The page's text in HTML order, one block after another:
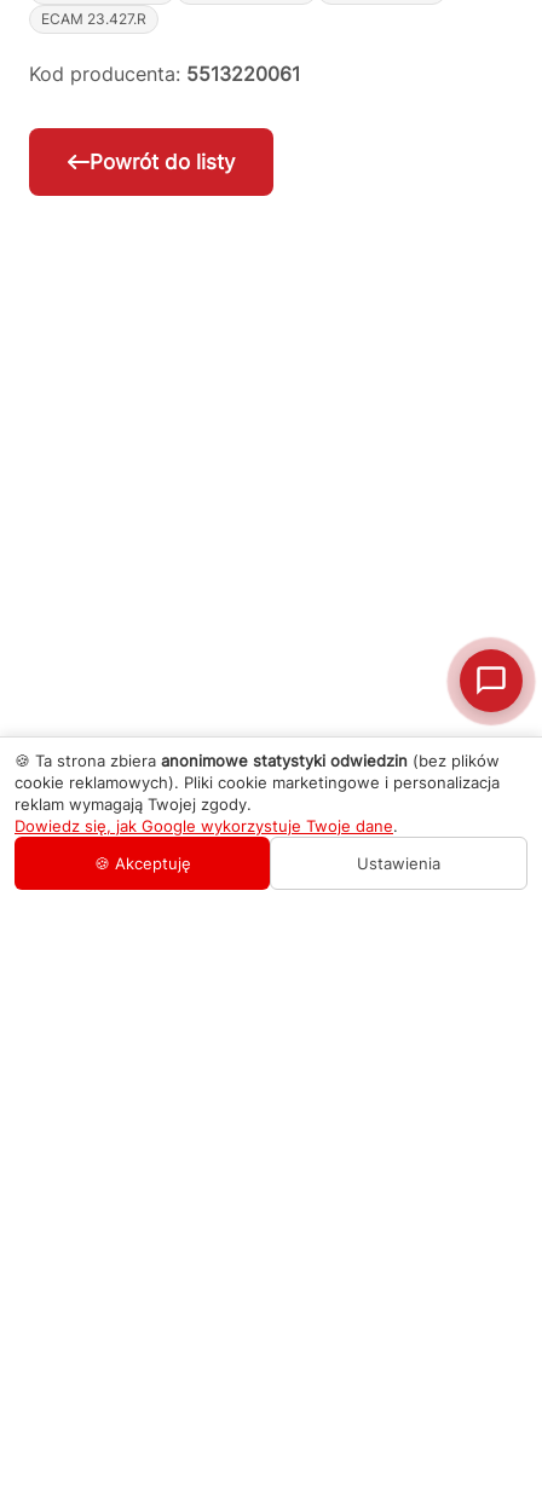
ECAM 23.427.R
Kod producenta: 5513220061
Powrót do listy
🍪 Ta strona zbiera anonimowe statystyki odwiedzin (bez plików
cookie reklamowych). Pliki cookie marketingowe i personalizacja
reklam wymagają Twojej zgody.
Dowiedz się, jak Google wykorzystuje Twoje dane.
🍪 Akceptuję
Ustawienia